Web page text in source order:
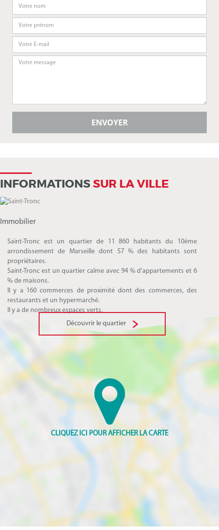
INFORMATIONSSUR LA VILLE
Immobilier
Saint-Tronc est un quartier de 11 860 habitants du 10ème
arrondissement de Marseille dont 57 % des habitants sont
propriétaires.
Saint-Tronc est un quartier calme avec 94 % d'appartements et 6
% de maisons.
Il y a 160 commerces de proximité dont des commerces, des
restaurants et un hypermarché.
Il y a de nombreux espaces verts.
Découvrir le quartier